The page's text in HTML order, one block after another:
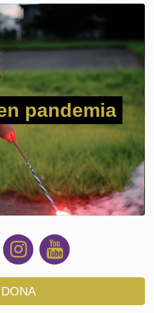
pandemia
DONA